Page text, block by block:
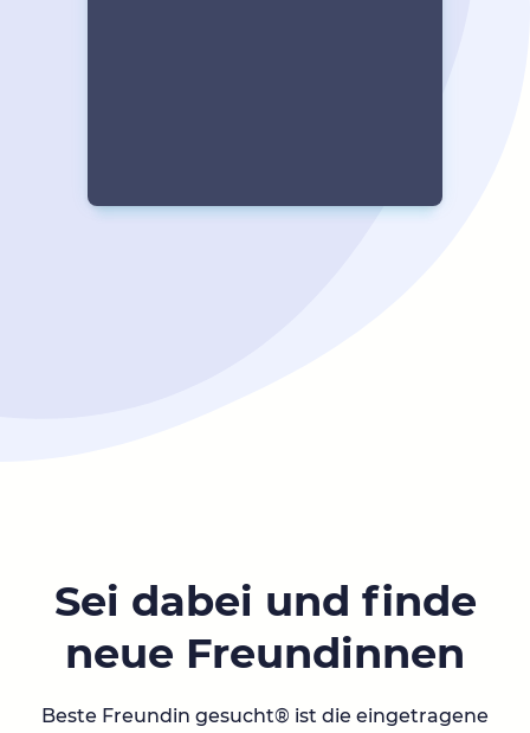
Sei dabei und finde
neue Freundinnen
Beste Freundin gesucht® ist die eingetragene